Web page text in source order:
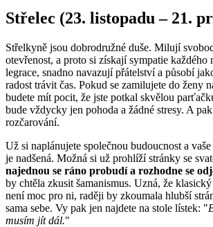
Střelec (23. listopadu – 21.
Střelkyně jsou dobrodružné duše. Milují
otevřenost, a proto si získají sympatie každého
legrace, snadno navazují přátelství a působí
radost trávit čas. Pokud se zamilujete do ženy
budete mít pocit, že jste potkal skvělou
bude vždycky jen pohoda a žádné stresy. A
rozčarování.
Už si naplánujete společnou budoucnost a
je nadšená. Možná si už prohlíží stránky se
najednou se ráno probudí a rozhodne se
by chtěla zkusit šamanismus. Uzná, že
není moc pro ni, raději by zkoumala hlubší
sama sebe. Vy pak jen najdete na stole lístek: "
musím jít dál."